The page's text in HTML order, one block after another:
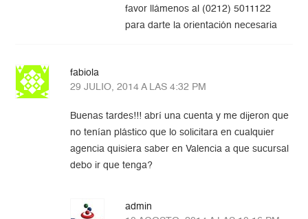
favor llámenos al (0212) 5011122
para darte la orientación necesaria
fabiola
29 JULIO, 2014 A LAS 4:32 PM
Buenas tardes!!! abrí una cuenta y me dijeron que
no tenían plástico que lo solicitara en cualquier
agencia quisiera saber en Valencia a que sucursal
debo ir que tenga?
admin